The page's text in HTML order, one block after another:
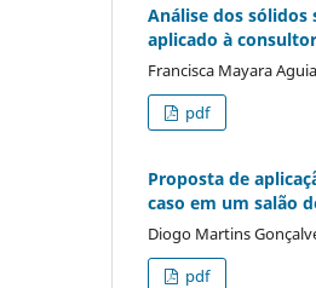
Análise dos sólidos
aplicado à
Francisca Mayara
pdf
Proposta de
caso em um salão
Diogo Martins
pdf